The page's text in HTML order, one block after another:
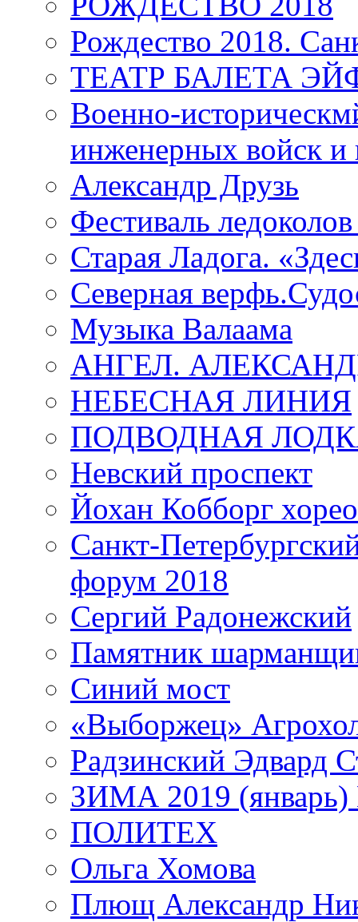
Рождество 2018.
ТЕАТР БАЛЕТА
Военно-
инженерных войск и
Александр Друзь
Фестиваль
Старая Ладога.
Северная
Музыка Валаама
АНГЕЛ.
НЕБЕСНАЯ ЛИНИЯ
ПОДВОДНАЯ
Невский проспект
Йохан Кобборг
Санкт-
форум 2018
Сергий Радонежский
Памятник
Синий мост
«Выборжец»
Радзинский Эдвард
ЗИМА 2019 (январь)
ПОЛИТЕХ
Ольга Хомова
Плющ Александр